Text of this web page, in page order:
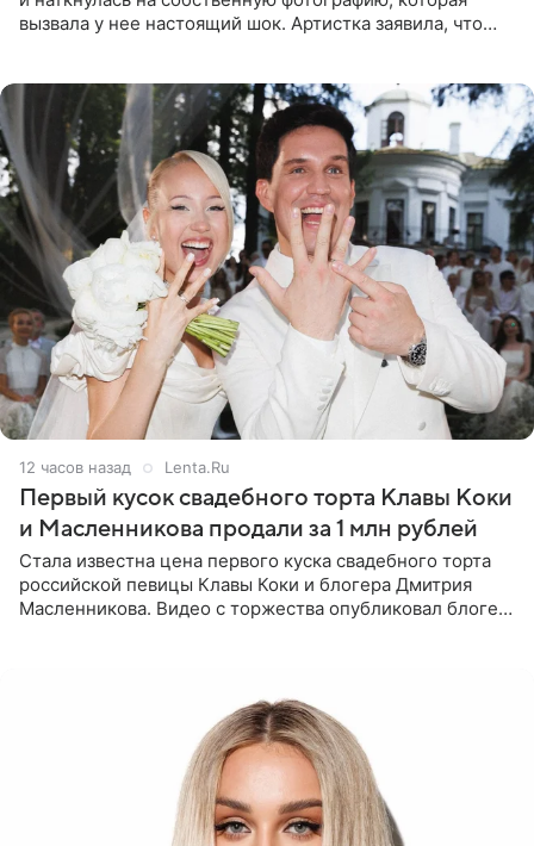
вызвала у нее настоящий шок. Артистка заявила, что
12 часов назад Lenta.Ru
Первый кусок свадебного торта Клавы Коки
и Масленникова продали за 1 млн рублей
Стала известна цена первого куска свадебного торта
российской певицы Клавы Коки и блогера Дмитрия
Масленникова. Видео с торжества опубликовал блогер